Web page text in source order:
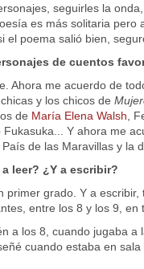
seguirles la
es más solitaria pero
el poema salió bien,
de cuentos
Ahora me acuerdo de
y los chicos de
de María Elena Walsh ,
Y ahora me
de las Maravillas y la
leer? ¿Y a escribir?
grado. Y a escribir,
entre los 8 y los 9, en
a los 8, cuando jugaba a
cuando estaba en